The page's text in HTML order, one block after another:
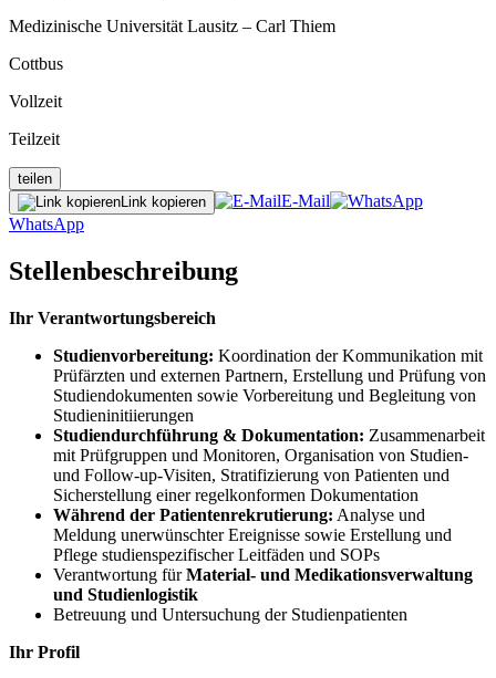
Medizinische Universität Lausitz – Carl Thiem
Cottbus
Vollzeit
Teilzeit
teilen
Link kopieren
E-Mail
WhatsApp
Stellenbeschreibung
Ihr Verantwortungsbereich
Studienvorbereitung: Koordination der Kommunikation mit
Prüfärzten und externen Partnern, Erstellung und Prüfung von
Studiendokumenten sowie Vorbereitung und Begleitung von
Studieninitiierungen
Studiendurchführung & Dokumentation: Zusammenarbeit
mit Prüfgruppen und Monitoren, Organisation von Studien-
und Follow-up-Visiten, Stratifizierung von Patienten und
Sicherstellung einer regelkonformen Dokumentation
Während der Patientenrekrutierung: Analyse und
Meldung unerwünschter Ereignisse sowie Erstellung und
Pflege studienspezifischer Leitfäden und SOPs
Verantwortung fürMaterial- und Medikationsverwaltung
und Studienlogistik
Betreuung und Untersuchung der Studienpatienten
Ihr Profil